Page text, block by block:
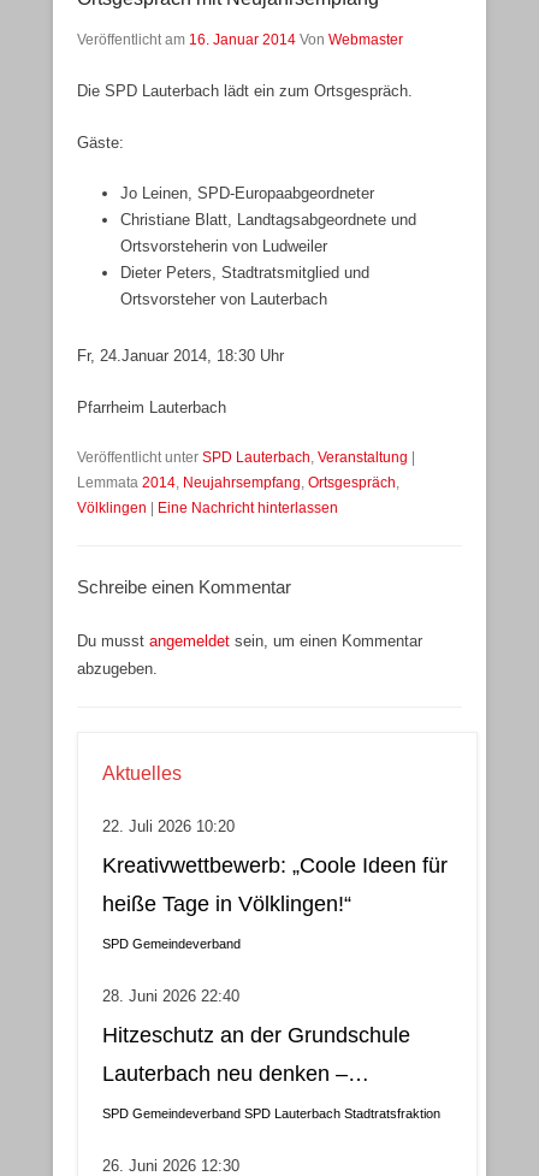
Veröffentlicht am 16. Januar 2014 Von Webmaster
Die SPD Lauterbach lädt ein zum Ortsgespräch.
Gäste:
Jo Leinen, SPD-Europaabgeordneter
Christiane Blatt, Landtagsabgeordnete und
Ortsvorsteherin von Ludweiler
Dieter Peters, Stadtratsmitglied und
Ortsvorsteher von Lauterbach
Fr, 24.Januar 2014, 18:30 Uhr
Pfarrheim Lauterbach
Veröffentlicht unter SPD Lauterbach, Veranstaltung
Lemmata 2014, Neujahrsempfang, Ortsgespräch,
Völklingen
Eine Nachricht hinterlassen
Schreibe einen Kommentar
Du musst angemeldet sein, um einen Kommentar
abzugeben.
Aktuelles
22. Juli 2026 10:20
Kreativwettbewerb: „Coole Ideen für
heiße Tage in Völklingen!“
SPD Gemeindeverband
28. Juni 2026 22:40
Hitzeschutz an der Grundschule
Lauterbach neu denken –
Klimatisierung als wirtschaftliche
SPD Gemeindeverband SPD Lauterbach Stadtratsfraktion
26. Juni 2026 12:30